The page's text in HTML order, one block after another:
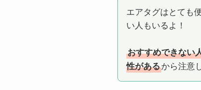
エアタグはとても
い人もいるよ！
おすすめできない
性があるから注意